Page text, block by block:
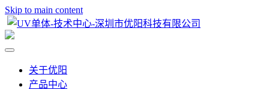
Skip to main content
关于优阳
产品中心